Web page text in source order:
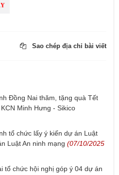
Sao chép địa chỉ bài viết
Đồng Nai thăm, tặng quà Tết
Minh Hưng - Sikico
tổ chức lấy ý kiến dự án Luật
Luật An ninh mạng (07/10/2025
tổ chức hội nghị góp ý 04 dự án